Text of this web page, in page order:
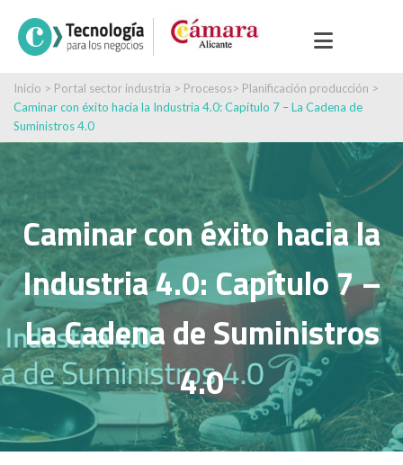
Inicio > Portal sector industria > Procesos> Planificación producción >
Caminar con éxito hacia la Industria 4.0: Capítulo 7 – La Cadena de
Suministros 4.0
Caminar con éxito hacia la
Industria 4.0: Capítulo 7 –
La Cadena de Suministros
4.0